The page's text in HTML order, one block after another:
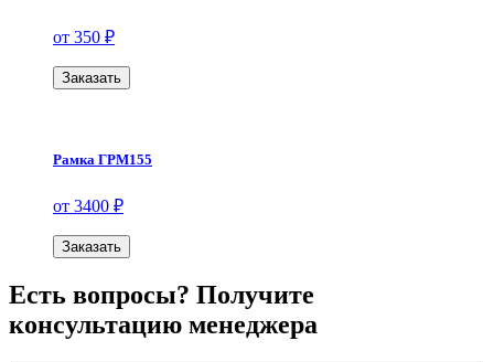
от 350 ₽
Заказать
Рамка ГРМ155
от 3400 ₽
Заказать
Есть вопросы? Получите
консультацию менеджера